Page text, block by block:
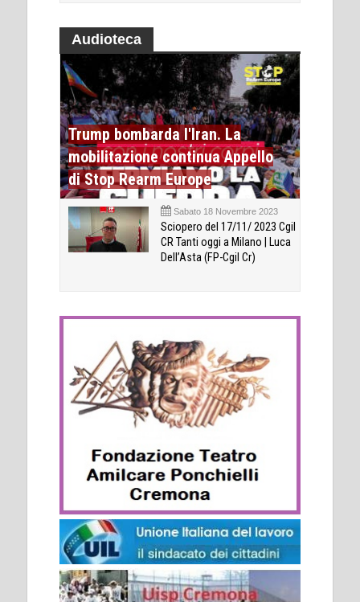
Audioteca
Trump bombarda l'Iran. La
mobilitazione continua Appello
di Stop Rearm Europe
Sabato 18 Novembre 2023
Sciopero del 17/11/ 2023 Cgil
CR Tanti oggi a Milano | Luca
Dell’Asta (FP-Cgil Cr)